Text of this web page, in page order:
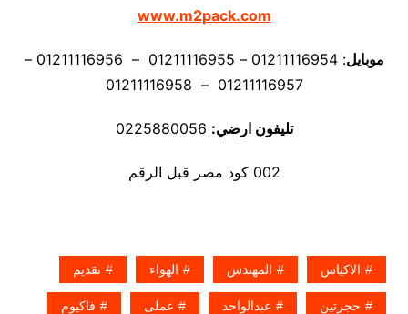
www.m2pack.com
موبايل
: 01211116954 – 01211116955 – 01211116956 –
01211116957 – 01211116958
تليفون ارضي:
002 كود مصر قبل الرقم
الاكياس المهندس الهواء تقديم
حجرتين عبدالواحد عملى فاكيوم